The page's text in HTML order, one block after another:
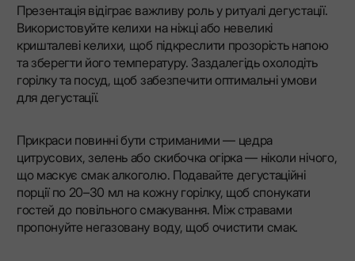
Презентація відіграє важливу роль у ритуалі дегустації.
Використовуйте келихи на ніжці або невеликі
кришталеві келихи, щоб підкреслити прозорість напою
та зберегти його температуру. Заздалегідь охолодіть
горілку та посуд, щоб забезпечити оптимальні умови
для дегустації.
Прикраси повинні бути стриманими — цедра
цитрусових, зелень або скибочка огірка — ніколи нічого,
що маскує смак алкоголю. Подавайте дегустаційні
порції по 20–30 мл на кожну горілку, щоб спонукати
гостей до повільного смакування. Між стравами
пропонуйте негазовану воду, щоб очистити смак.